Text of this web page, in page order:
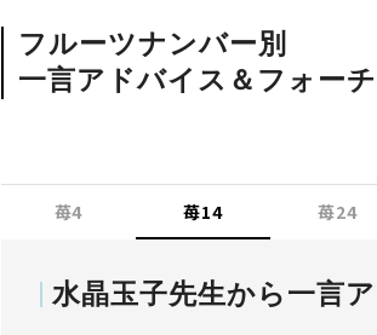
フルーツナンバー別
一言アドバイス＆フォー
苺4 苺14 苺24
水晶玉子先生から一言